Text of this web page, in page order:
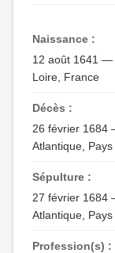
Naissance :
12 août 1641 —
Loire, France
Décès :
26 février 1684
Atlantique,
Sépulture :
27 février 1684
Atlantique,
Profession(s) :